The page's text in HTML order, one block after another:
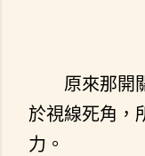
原來那開
於視線死角，
力。